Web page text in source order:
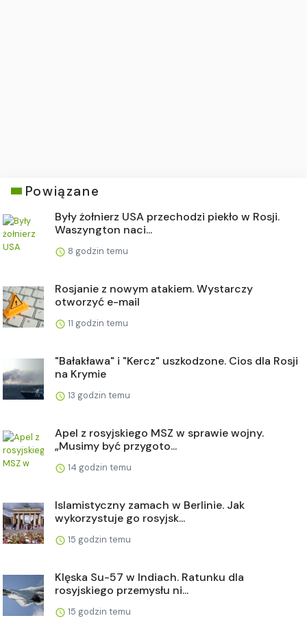
Powiązane
Były żołnierz USA przechodzi piekło w Rosji.
Waszyngton naci...
8 godzin temu
Rosjanie z nowym atakiem. Wystarczy
otworzyć e-mail
11 godzin temu
"Bałakława" i "Kercz" uszkodzone. Cios dla Rosji
na Krymie
13 godzin temu
Apel z rosyjskiego MSZ w sprawie wojny.
„Musimy być przygoto...
14 godzin temu
Islamistyczny zamach w Berlinie. Jak
wykorzystuje go rosyjsk...
15 godzin temu
Klęska Su-57 w Indiach. Ratunku dla
rosyjskiego przemysłu ni...
15 godzin temu